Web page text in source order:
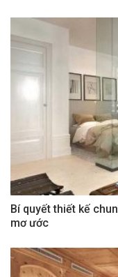
Bí quyết thiết kế
mơ ước